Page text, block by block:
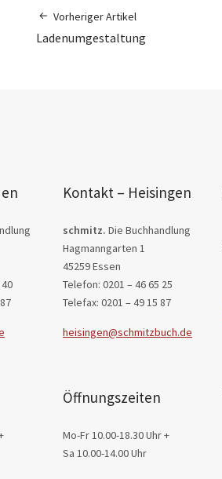
Vorheriger Artikel
Ladenumgestaltung
Kontakt – Heisingen
schmitz. Die Buchhandlung
Hagmanngarten 1
45259 Essen
Telefon: 0201 – 46 65 25
Telefax: 0201 – 49 15 87
heisingen@schmitzbuch.de
Öffnungszeiten
Mo-Fr 10.00-18.30 Uhr +
Sa 10.00-14.00 Uhr